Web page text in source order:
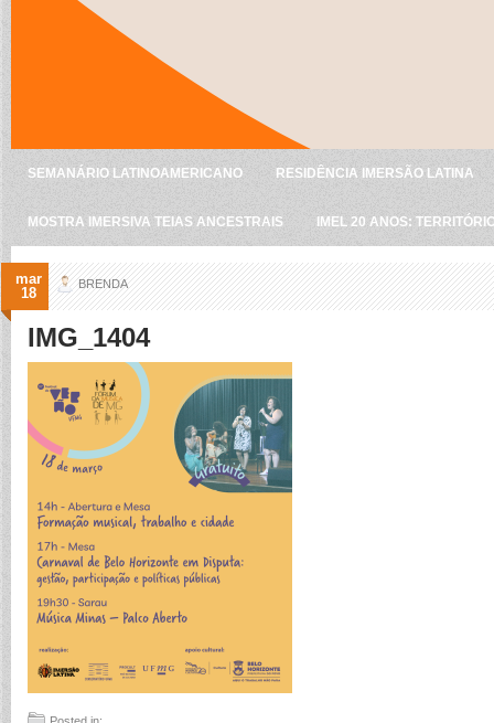
SEMANÁRIO LATINOAMERICANO RESIDÊNCIA IMERSÃO LATINA
MOSTRA IMERSIVA TEIAS ANCESTRAIS IMEL 20 ANOS:
mar
18
BRENDA
IMG_1404